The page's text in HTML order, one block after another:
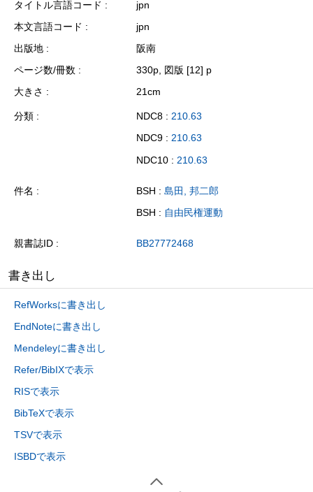
タイトル言語コード
jpn
本文言語コード
jpn
出版地
阪南
ページ数/冊数
330p, 図版 [12] p
大きさ
21cm
分類 NDC8 : 210.63
NDC9 : 210.63
NDC10 : 210.63
件名 BSH : 島田, 邦二郎
BSH : 自由民権運動
親書誌ID BB27772468
書き出し
RefWorksに書き出し
EndNoteに書き出し
Mendeleyに書き出し
Refer/BibIXで表示
RISで表示
BibTeXで表示
TSVで表示
ISBDで表示